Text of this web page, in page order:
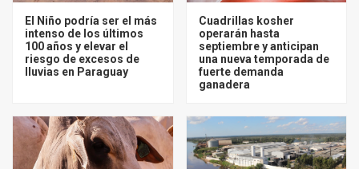
El Niño podría ser el más
intenso de los últimos
100 años y elevar el
riesgo de excesos de
lluvias en Paraguay
Cuadrillas kosher
operarán hasta
septiembre y anticipan
una nueva temporada de
fuerte demanda
ganadera